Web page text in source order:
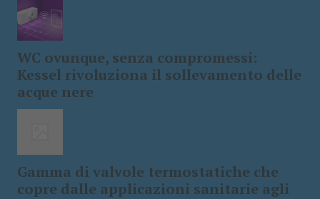
WC ovunque, senza compromessi:
Kessel rivoluziona il sollevamento delle
acque nere
Gamma di valvole termostatiche che
copre dalle applicazioni sanitarie agli